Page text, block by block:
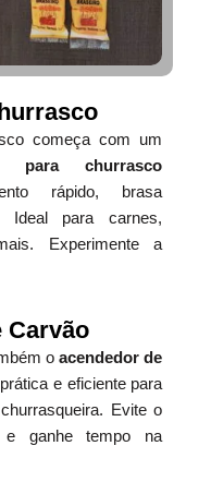
começa com um
para churrasco
rápido, brasa
Ideal para carnes,
Experimente a
Carvão
oacendedor de
e eficiente para
Evite o
e ganhe tempo na